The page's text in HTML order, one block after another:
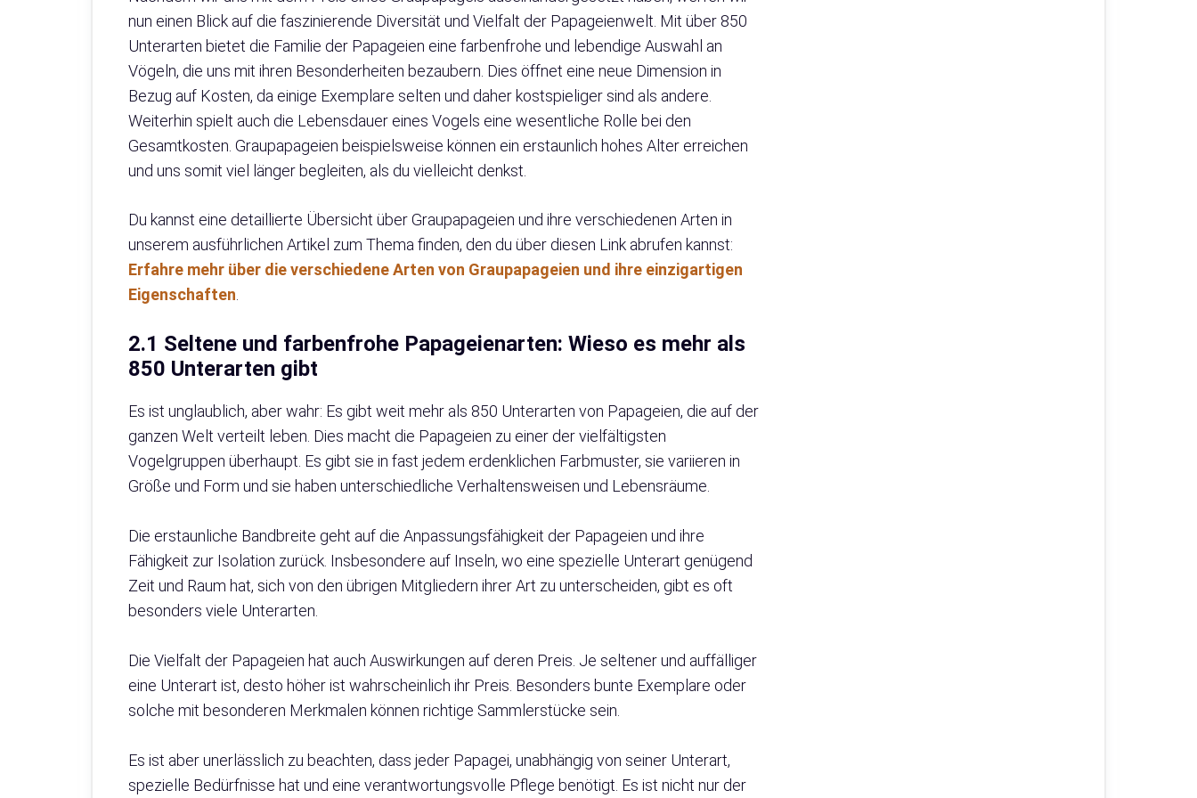
nun einen Blick auf die faszinierende Diversität und Vielfalt der Papageienwelt. Mit über 850
Unterarten bietet die Familie der Papageien eine farbenfrohe und lebendige Auswahl an
Vögeln, die uns mit ihren Besonderheiten bezaubern. Dies öffnet eine neue Dimension in
Bezug auf Kosten, da einige Exemplare selten und daher kostspieliger sind als andere.
Weiterhin spielt auch die Lebensdauer eines Vogels eine wesentliche Rolle bei den
Gesamtkosten. Graupapageien beispielsweise können ein erstaunlich hohes Alter erreichen
und uns somit viel länger begleiten, als du vielleicht denkst.
Du kannst eine detaillierte Übersicht über Graupapageien und ihre verschiedenen Arten in
unserem ausführlichen Artikel zum Thema finden, den du über diesen Link abrufen kannst:
Erfahre mehr über die verschiedene Arten von Graupapageien und ihre einzigartigen
Eigenschaften
2.1 Seltene und farbenfrohe Papageienarten: Wieso es mehr als
850 Unterarten gibt
Es ist unglaublich, aber wahr: Es gibt weit mehr als 850 Unterarten von Papageien, die auf der
ganzen Welt verteilt leben. Dies macht die Papageien zu einer der vielfältigsten
Vogelgruppen überhaupt. Es gibt sie in fast jedem erdenklichen Farbmuster, sie variieren in
Größe und Form und sie haben unterschiedliche Verhaltensweisen und Lebensräume.
Die erstaunliche Bandbreite geht auf die Anpassungsfähigkeit der Papageien und ihre
Fähigkeit zur Isolation zurück. Insbesondere auf Inseln, wo eine spezielle Unterart genügend
Zeit und Raum hat, sich von den übrigen Mitgliedern ihrer Art zu unterscheiden, gibt es oft
besonders viele Unterarten.
Die Vielfalt der Papageien hat auch Auswirkungen auf deren Preis. Je seltener und auffälliger
eine Unterart ist, desto höher ist wahrscheinlich ihr Preis. Besonders bunte Exemplare oder
solche mit besonderen Merkmalen können richtige Sammlerstücke sein.
Es ist aber unerlässlich zu beachten, dass jeder Papagei, unabhängig von seiner Unterart,
spezielle Bedürfnisse hat und eine verantwortungsvolle Pflege benötigt. Es ist nicht nur der